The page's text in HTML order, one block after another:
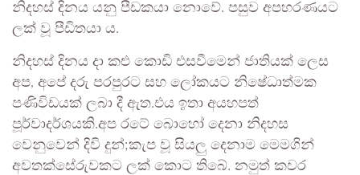
නිදහස් දිනය යනු පීඩකයා නොවේ. පසුව අපහරණයට
ලක් වූ පීඩිතයා ය.
නිදහස් දිනය දා කළු කොඩි එසවීමෙන් ජාතියක් ලෙස
අප, අපේ දරු පරපුරට සහ ලෝකයට නිෂේධාත්මක
පණිවිඩයක් ලබා දී ඇත.එය ඉතා අයහපත්
පූර්වාදර්ශයකි.අප රටේ බොහෝ දෙනා නිදහස
වෙනුවෙන් දිවි දුන්;කැප වූ සියලු දෙනාම මෙමගින්
අවතක්සේරුවකට ලක් කොට තිබේ. නමුත් කවර